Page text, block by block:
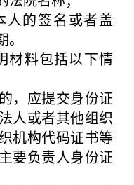
的签名或者盖
材料包括以下情
应提交身份证
人或者其他组织
机构代码证书等
要负责人身份证